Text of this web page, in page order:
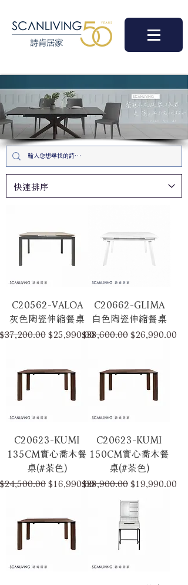
C20562-VALOA
灰色陶瓷伸縮餐桌
般價格
$37,200.00促銷價格
$25,990.00
C20662-GLIMA
白色陶瓷伸縮餐桌
一般價格
$38,600.00促銷價格
$26,990.00
C20623-KUMI
135CM實心喬木餐
桌(#茶色)
般價格
$24,500.00促銷價格
$16,990.00
C20623-KUMI
150CM實心喬木餐
桌(#茶色)
一般價格
$28,900.00促銷價格
$19,990.00